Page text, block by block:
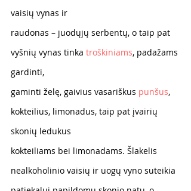
vaisių vynas ir
raudonas – juodųjų serbentų, o taip pat
vyšnių vynas tinka troškiniams, padažams
gardinti,
gaminti želę, gaivius vasariškus punšus,
kokteilius, limonadus, taip pat įvairių
skonių ledukus
kokteiliams bei limonadams. Šlakelis
nealkoholinio vaisių ir uogų vyno suteikia